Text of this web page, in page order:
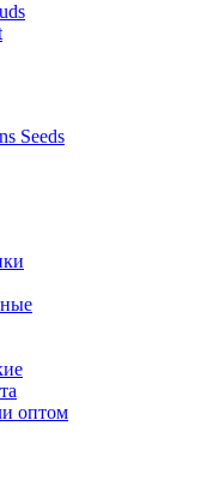
Seeds
оптом